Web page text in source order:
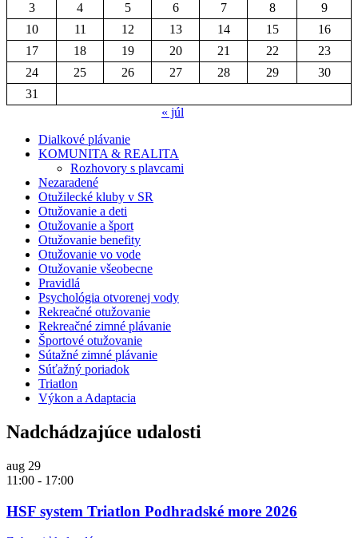
3
4 5 6 7 8
9
10
11 12 13 14 15
16
17
18 19 20 21 22
23
24
25 26 27 28 29
30
31
« júl
Dialkové plávanie
KOMUNITA & REALITA
Rozhovory s plavcami
Nezaradené
Otužilecké kluby v SR
Otužovanie a deti
Otužovanie a šport
Otužovanie benefity
Otužovanie vo vode
Otužovanie všeobecne
Pravidlá
Psychológia otvorenej vody
Rekreačné otužovanie
Rekreačné zimné plávanie
Športové otužovanie
Sútažné zimné plávanie
Súťažný poriadok
Triatlon
Výkon a Adaptacia
Nadchádzajúce udalosti
aug 29
11:00 - 17:00
HSF system Triatlon Podhradské more 2026